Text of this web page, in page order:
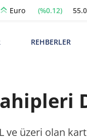
Euro (%0.12)
REHBERLER
ve üzeri olan